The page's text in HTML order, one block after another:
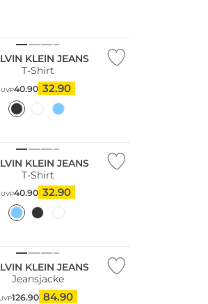
KLEIN JEANS
T-Shirt
UVP40.90 32.90
KLEIN JEANS
T-Shirt
UVP40.90 32.90
KLEIN JEANS
Jeansjacke
UVP126.90 84.90